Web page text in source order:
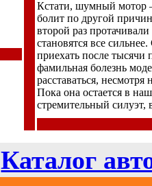
Кстати, шумный мотор
болит по другой
второй раз
становятся все
приехать после
фамильная болезнь
расставаться,
Пока она остается в
стремительный силуэт,
Каталог